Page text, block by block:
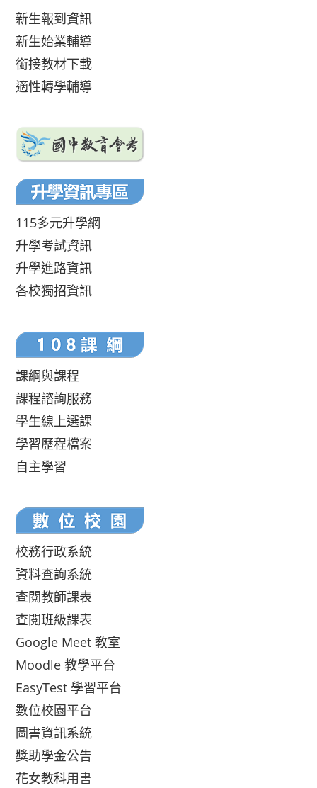
新生報到資訊
新生始業輔導
銜接教材下載
適性轉學輔導
115多元升學網
升學考試資訊
升學進路資訊
各校獨招資訊
課綱與課程
課程諮詢服務
學生線上選課
學習歷程檔案
自主學習
校務行政系統
資料查詢系統
查閱教師課表
查閱班級課表
Google Meet 教室
Moodle 教學平台
EasyTest 學習平台
數位校園平台
圖書資訊系統
獎助學金公告
花女教科用書